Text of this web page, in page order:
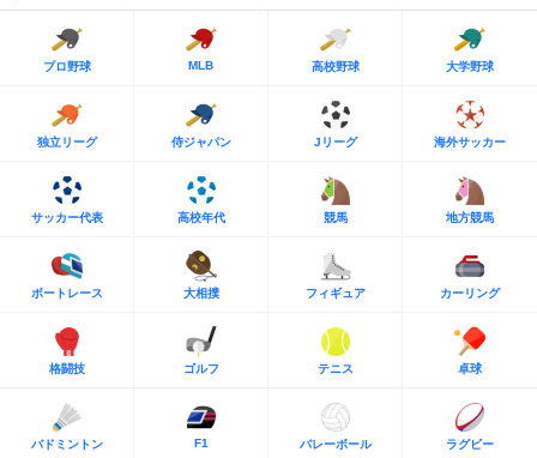
プロ野球 MLB 高校野球 大学野球
独立リーグ 侍ジャパン Jリーグ 海外サッカー
サッカー代表 高校年代 競馬 地方競馬
ボートレース 大相撲 フィギュア カーリング
格闘技 ゴルフ テニス 卓球
バドミントン F1 バレーボール ラグビー